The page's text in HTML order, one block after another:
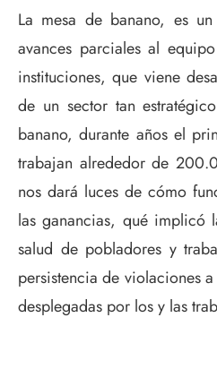
La mesa de banano, es
avances parciales al
instituciones, que viene
de un sector tan
banano, durante años el
trabajan alrededor de
nos dará luces de cómo
las ganancias, qué implicó
salud de pobladores y
persistencia de violaciones
desplegadas por los y las